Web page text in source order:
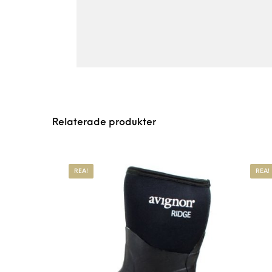
Relaterade produkter
REA! REA!